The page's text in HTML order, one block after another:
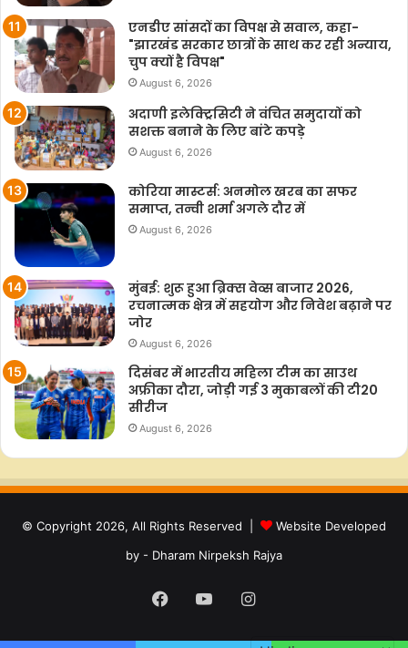
एनडीए सांसदों का विपक्ष से सवाल, कहा-
"झारखंड सरकार छात्रों के साथ कर रही अन्याय,
चुप क्यों है विपक्ष"
August 6, 2026
अदाणी इलेक्ट्रिसिटी ने वंचित समुदायों को
सशक्त बनाने के लिए बांटे कपड़े
August 6, 2026
कोरिया मास्टर्स: अनमोल खरब का सफर
समाप्त, तन्वी शर्मा अगले दौर में
August 6, 2026
मुंबई: शुरू हुआ ब्रिक्स वेव्स बाजार 2026,
रचनात्मक क्षेत्र में सहयोग और निवेश बढ़ाने पर
जोर
August 6, 2026
दिसंबर में भारतीय महिला टीम का साउथ
अफ्रीका दौरा, जोड़ी गई 3 मुकाबलों की टी20
सीरीज
August 6, 2026
© Copyright 2026, All Rights Reserved |
Website Developed
by - Dharam Nirpeksh Rajya
Facebook
YouTubeInstagram